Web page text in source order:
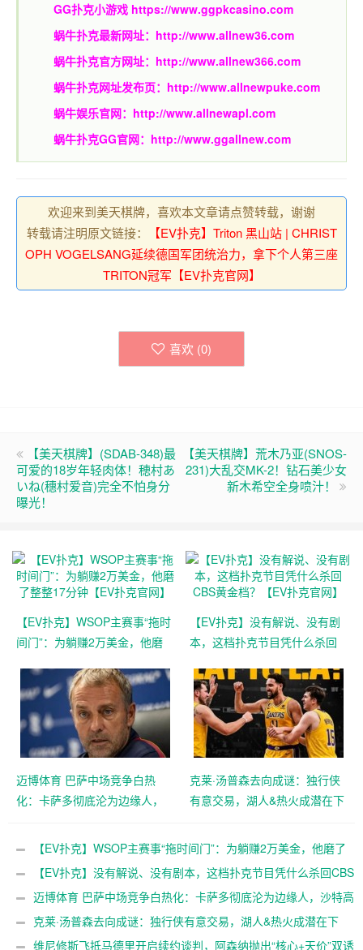
GG扑克小游戏 https://www.ggpkcasino.com
蜗牛扑克最新网址： http://www.allnew36.com
蜗牛扑克官方网址： http://www.allnew366.com
蜗牛扑克网址发布页： http://www.allnewpuke.com
蜗牛娱乐官网： http://www.allnewapl.com
蜗牛扑克GG官网： http://www.ggallnew.com
欢迎来到美天棋牌，喜欢本文章请点赞转载，谢谢
转载请注明原文链接：
【EV扑克】Triton 黑山站 | CHRIST
OPH VOGELSANG延续德国军团统治力，拿下个人第三座
TRITON冠军【EV扑克官网】
喜欢 (0)
【美天棋牌】(SDAB-348)最
可爱的18岁年轻肉体！穂村あ
いね(穗村爱音)完全不怕身分
曝光！
【美天棋牌】荒木乃亚(SNOS-
231)大乱交MK-2！钻石美少女
新木希空全身喷汁！
【EV扑克】WSOP主赛事“拖时
间门”：为躺赚2万美金，他磨
【EV扑克】没有解说、没有剧
本，这档扑克节目凭什么杀回
迈博体育 巴萨中场竞争白热
化：卡萨多彻底沦为边缘人，
【EV扑克官网】
克莱·汤普森去向成谜：独行侠
有意交易，湖人&热火成潜在下
路！【EV扑克官网】
【EV扑克】WSOP主赛事“拖时间门”：为躺赚2万美金，他磨了
整整17分钟【EV扑克官网】
【EV扑克】没有解说、没有剧本，这档扑克节目凭什么杀回CBS
黄金档？【EV扑克官网】
迈博体育 巴萨中场竞争白热化：卡萨多彻底沦为边缘人，沙特高
薪邀约引发去留两难【EV扑克官网】
克莱·汤普森去向成谜：独行侠有意交易，湖人&热火成潜在下
家，大发体育助力你的致富之路！【EV扑克官网】
维尼修斯飞抵马德里开启续约谈判，阿森纳抛出“核心+天价”双诱